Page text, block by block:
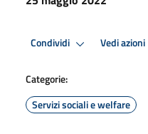
Condividi Vedi azioni
Categorie:
Servizi sociali e welfare